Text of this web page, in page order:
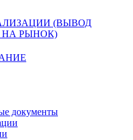
(ВЫВОД
РЫНОК)
документы